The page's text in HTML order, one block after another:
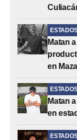
Matan
en
Matan
en